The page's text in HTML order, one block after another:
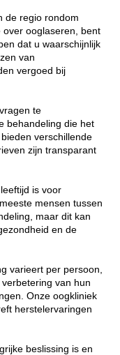
de regio rondom
over ooglaseren, bent
dat u waarschijnlijk
van
vergoed bij
te
behandeling die het
verschillende
zijn transparant
is voor
mensen tussen
maar dit kan
en de
varieert per persoon,
van hun
Onze oogkliniek
herstelervaringen
beslissing is en